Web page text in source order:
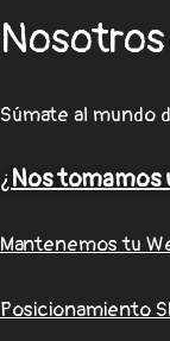
Nosotros
Súmate al mundo
¿Nos tomamos
Mantenemos tu
Posicionamiento